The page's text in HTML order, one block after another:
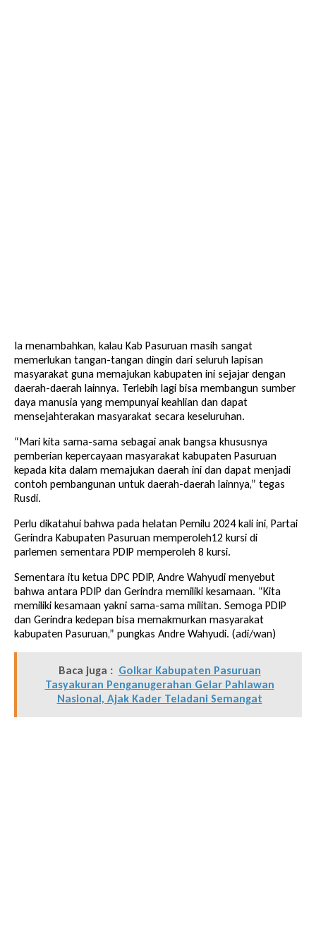
Ia menambahkan, kalau Kab Pasuruan masih sangat
memerlukan tangan-tangan dingin dari seluruh lapisan
masyarakat guna memajukan kabupaten ini sejajar dengan
daerah-daerah lainnya. Terlebih lagi bisa membangun sumber
daya manusia yang mempunyai keahlian dan dapat
mensejahterakan masyarakat secara keseluruhan.
“Mari kita sama-sama sebagai anak bangsa khususnya
pemberian kepercayaan masyarakat kabupaten Pasuruan
kepada kita dalam memajukan daerah ini dan dapat menjadi
contoh pembangunan untuk daerah-daerah lainnya,” tegas
Rusdi.
Perlu dikatahui bahwa pada helatan Pemilu 2024 kali ini, Partai
Gerindra Kabupaten Pasuruan memperoleh12 kursi di
parlemen sementara PDIP memperoleh 8 kursi.
Sementara itu ketua DPC PDIP, Andre Wahyudi menyebut
bahwa antara PDIP dan Gerindra memiliki kesamaan. “Kita
memiliki kesamaan yakni sama-sama militan. Semoga PDIP
dan Gerindra kedepan bisa memakmurkan masyarakat
kabupaten Pasuruan,” pungkas Andre Wahyudi. (adi/wan)
Baca juga : Golkar Kabupaten Pasuruan
Tasyakuran Penganugerahan Gelar Pahlawan
Nasional, Ajak Kader Teladani Semangat